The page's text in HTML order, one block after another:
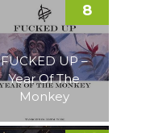
FUCKED UP –
Year Of The
Monkey
8